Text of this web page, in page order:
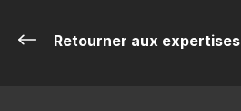
Retourner aux expertises